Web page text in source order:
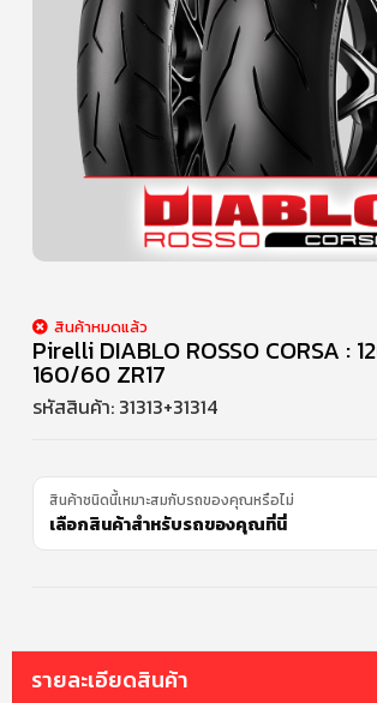
สินค้าหมดแล้ว
Pirelli DIABLO ROSSO CORSA :
160/60 ZR17
รหัสสินค้า: 31313+31314
สินค้าชนิดนี้เหมาะสมกับรถของคุณหรือไม่
เลือกสินค้าสำหรับรถของคุณที่นี่
รายละเอียดสินค้า